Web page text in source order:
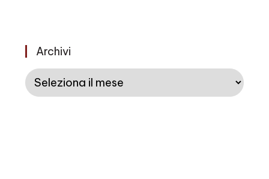
Archivi
Archivi